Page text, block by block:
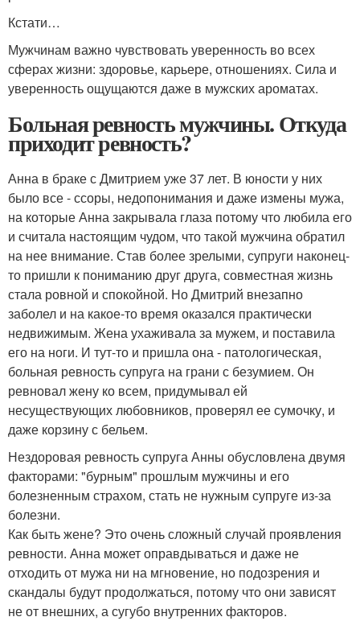
Кстати…
Мужчинам важно чувствовать уверенность во всех
сферах жизни: здоровье, карьере, отношениях. Сила и
уверенность ощущаются даже в мужских ароматах.
Больная ревность мужчины. Откуда
приходит ревность?
Анна в браке с Дмитрием уже 37 лет. В юности у них
было все - ссоры, недопонимания и даже измены мужа,
на которые Анна закрывала глаза потому что любила его
и считала настоящим чудом, что такой мужчина обратил
на нее внимание. Став более зрелыми, супруги наконец-
то пришли к пониманию друг друга, совместная жизнь
стала ровной и спокойной. Но Дмитрий внезапно
заболел и на какое-то время оказался практически
недвижимым. Жена ухаживала за мужем, и поставила
его на ноги. И тут-то и пришла она - патологическая,
больная ревность супруга на грани с безумием. Он
ревновал жену ко всем, придумывал ей
несуществующих любовников, проверял ее сумочку, и
даже корзину с бельем.
Нездоровая ревность супруга Анны обусловлена двумя
факторами: "бурным" прошлым мужчины и его
болезненным страхом, стать не нужным супруге из-за
болезни.
Как быть жене? Это очень сложный случай проявления
ревности. Анна может оправдываться и даже не
отходить от мужа ни на мгновение, но подозрения и
скандалы будут продолжаться, потому что они зависят
не от внешних, а сугубо внутренних факторов.